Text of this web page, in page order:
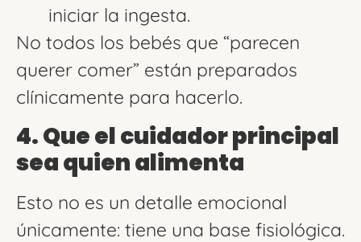
iniciar la ingesta.
No todos los bebés que “parecen
querer comer” están preparados
clínicamente para hacerlo.
4. Que el cuidador principal
sea quien alimenta
Esto no es un detalle emocional
únicamente: tiene una base fisiológica.